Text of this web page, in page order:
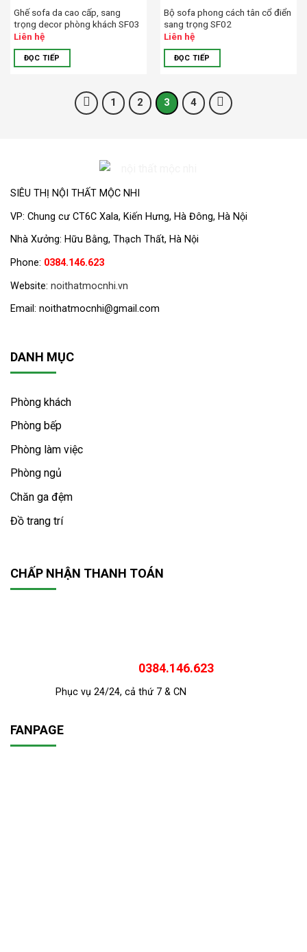
Ghế sofa da cao cấp, sang
trọng decor phòng khách SF03
Liên hệ
ĐỌC TIẾP
Bộ sofa phong cách tân cổ điển
sang trọng SF02
Liên hệ
ĐỌC TIẾP
1 2 3 4
SIÊU THỊ NỘI THẤT MỘC NHI
VP: Chung cư CT6C Xala, Kiến Hưng, Hà Đông, Hà Nội
Nhà Xưởng: Hữu Bằng, Thạch Thất, Hà Nội
Phone: 0384.146.623
Website: noithatmocnhi.vn
Email: noithatmocnhi@gmail.com
DANH MỤC
Phòng khách
Phòng bếp
Phòng làm việc
Phòng ngủ
Chăn ga đệm
Đồ trang trí
CHẤP NHẬN THANH TOÁN
0384.146.623
Phục vụ 24/24, cả thứ 7 & CN
FANPAGE